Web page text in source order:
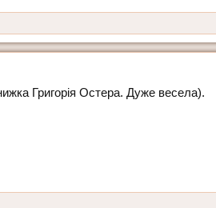
Григорія Остера. Дуже весела).